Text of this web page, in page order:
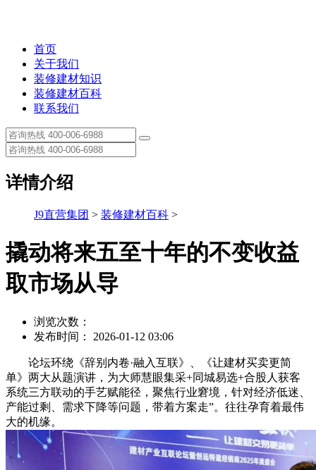
首页
关于我们
装修建材知识
装修建材百科
联系我们
详情介绍
J9直营集团 > 装修建材百科 >
撬动将来五至十年的不变收益
取市场从导
浏览次数：
发布时间： 2026-01-12 03:06
论坛环绕《辞别内卷·融入互联》、《让建材买卖更简
单》两大从题演讲，为大师慧眼集采+同城易选+合股人获客
系统三方联动的手艺赋能径，聚焦行业窘境，针对经济低迷、
产能过剩、需求下降等问题，带着方案走”。往往孕育着最伟
大的机缘。